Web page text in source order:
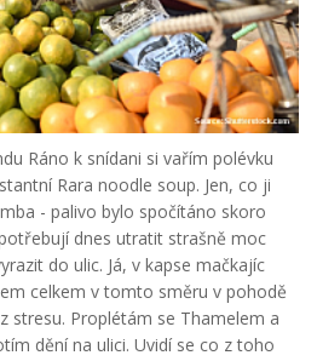
Ráno k snídani si vařím polévku
Rara noodle soup. Jen, co ji
- palivo bylo spočítáno skoro
dnes utratit strašně moc
do ulic. Já, v kapse mačkajíc
celkem v tomto směru v pohodě
stresu. Proplétám se Thamelem a
dění na ulici. Uvidí se co z toho